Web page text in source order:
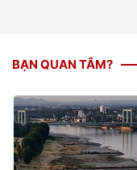
BẠN QUAN TÂM?